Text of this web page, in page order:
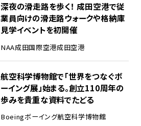
深夜の滑走路を歩く！ 成田空港で従
業員向けの滑走路ウォークや格納庫
見学イベントを初開催
NAA成田国際空港成田空港
航空科学博物館で「世界をつなぐボ
ーイング展」始まる。創立110周年の
歩みを貴重な資料でたどる
Boeingボーイング航空科学博物館